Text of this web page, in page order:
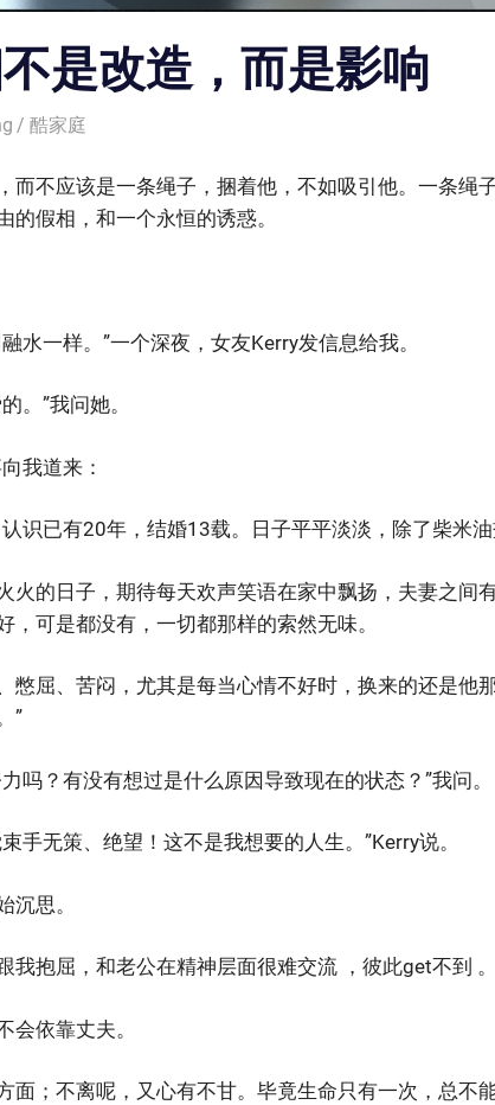
是改造，而是影响
酷家庭
而不应该是一条绳子，捆着他，不如吸引他。一条绳
的假相，和一个永恒的诱惑。
水一样。”一个深夜，女友Kerry发信息给我。
。”我问她。
我道来：
识已有20年，结婚13载。日子平平淡淡，除了柴米油
火的日子，期待每天欢声笑语在家中飘扬，夫妻之间
，可是都没有，一切都那样的索然无味。
憋屈、苦闷，尤其是每当心情不好时，换来的还是他
”
吗？有没有想过是什么原因导致现在的状态？”我问。
手无策、绝望！这不是我想要的人生。”Kerry说。
沉思。
我抱屈，和老公在精神层面很难交流 ，彼此get不到 。
会依靠丈夫。
面；不离呢，又心有不甘。毕竟生命只有一次，总不